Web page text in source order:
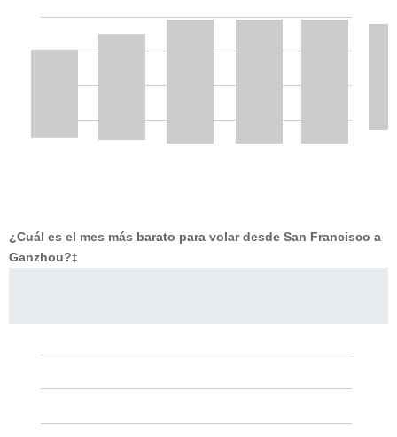
¿Cuál es el mes más barato para volar desde San Francisco a
Ganzhou?‡